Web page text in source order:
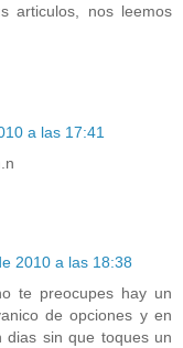
articulos, nos leemos
a las 17:41
2010 a las 18:38
te preocupes hay un
de opciones y en
dias sin que toques un